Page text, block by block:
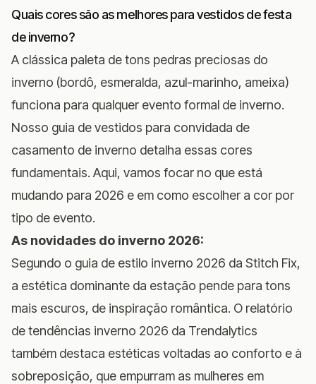
Quais cores são as melhores para vestidos de festa
de inverno?
A clássica paleta de tons pedras preciosas do
inverno (bordô, esmeralda, azul-marinho, ameixa)
funciona para qualquer evento formal de inverno.
Nosso guia de vestidos para convidada de
casamento de inverno detalha essas cores
fundamentais. Aqui, vamos focar no que está
mudando para 2026 e em como escolher a cor por
tipo de evento.
As novidades do inverno 2026:
Segundo o guia de estilo inverno 2026 da Stitch Fix,
a estética dominante da estação pende para tons
mais escuros, de inspiração romântica. O relatório
de tendências inverno 2026 da Trendalytics
também destaca estéticas voltadas ao conforto e à
sobreposição, que empurram as mulheres em